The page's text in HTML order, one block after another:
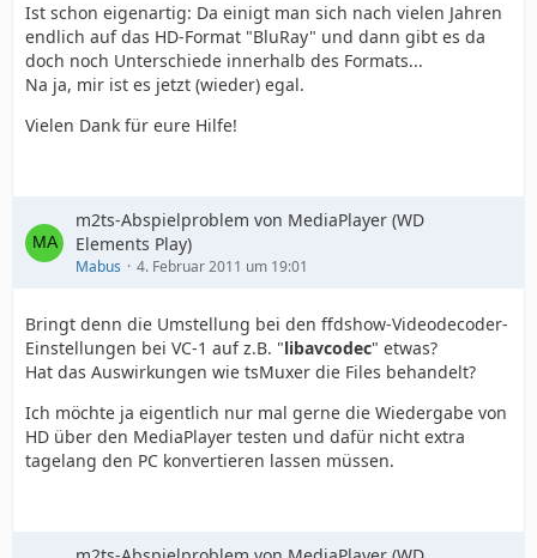
Ist schon eigenartig: Da einigt man sich nach vielen Jahren
endlich auf das HD-Format "BluRay" und dann gibt es da
doch noch Unterschiede innerhalb des Formats...
Na ja, mir ist es jetzt (wieder) egal.
Vielen Dank für eure Hilfe!
m2ts-Abspielproblem von MediaPlayer (WD
Elements Play)
Mabus 4. Februar 2011 um 19:01
Bringt denn die Umstellung bei den ffdshow-Videodecoder-
Einstellungen bei VC-1 auf z.B. "libavcodec" etwas?
Hat das Auswirkungen wie tsMuxer die Files behandelt?
Ich möchte ja eigentlich nur mal gerne die Wiedergabe von
HD über den MediaPlayer testen und dafür nicht extra
tagelang den PC konvertieren lassen müssen.